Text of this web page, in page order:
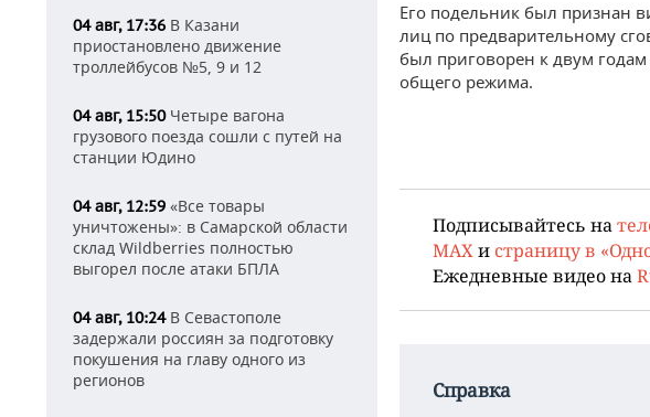
04 авг, 17:36 В Казани
приостановлено движение
троллейбусов №5, 9 и 12
04 авг, 15:50Четыре вагона
грузового поезда сошли с путей на
станции Юдино
04 авг, 12:59 «Все товары
уничтожены»: в Самарской области
склад Wildberries полностью
выгорел после атаки БПЛА
04 авг, 10:24В Севастополе
задержали россиян за подготовку
покушения на главу одного из
регионов
Его подельник был признан
лиц по предварительному
был приговорен к двум
общего режима.
Подписывайтесь на
MAX и страницу в
Ежедневные видео на
Справка